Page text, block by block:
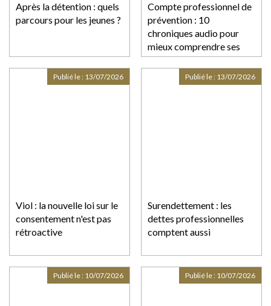
Après la détention : quels
parcours pour les jeunes ?
Compte professionnel de
prévention : 10
chroniques audio pour
mieux comprendre ses
droits
Viol : la nouvelle loi sur le
consentement n'est pas
rétroactive
Publié le : 13/07/2026
Surendettement : les
dettes professionnelles
comptent aussi
Publié le : 13/07/2026
Publié le : 10/07/2026 Publié le : 10/07/2026